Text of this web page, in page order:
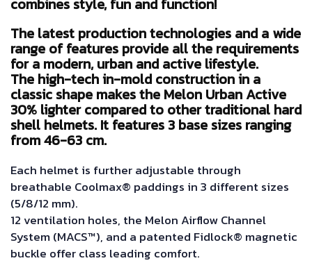
combines style, fun and function!
The latest production technologies and a wide
range of features provide all the requirements
for a modern, urban and active lifestyle.
The high-tech in-mold construction in a
classic shape makes the Melon Urban Active
30% lighter compared to other traditional hard
shell helmets. It features 3 base sizes ranging
from 46-63 cm.
Each helmet is further adjustable through
breathable Coolmax® paddings in 3 different sizes
(5/8/12 mm).
12 ventilation holes, the Melon Airflow Channel
System (MACS™), and a patented Fidlock® magnetic
buckle offer class leading comfort.